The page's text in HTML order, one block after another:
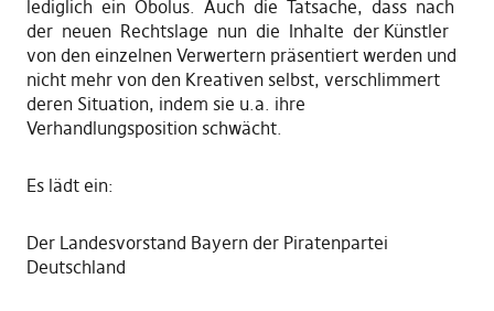
lediglich ein Obolus. Auch die Tatsache, dass nach
der neuen Rechtslage nun die Inhalte der Künstler
von den einzelnen Verwertern präsentiert werden und
nicht mehr von den Kreativen selbst, verschlimmert
deren Situation, indem sie u.a. ihre
Verhandlungsposition schwächt.
Es lädt ein:
Der Landesvorstand Bayern der Piratenpartei
Deutschland